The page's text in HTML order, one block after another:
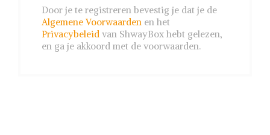
Door je te registreren bevestig je dat je de
Algemene Voorwaarden en het
Privacybeleid van ShwayBox hebt gelezen,
en ga je akkoord met de voorwaarden.